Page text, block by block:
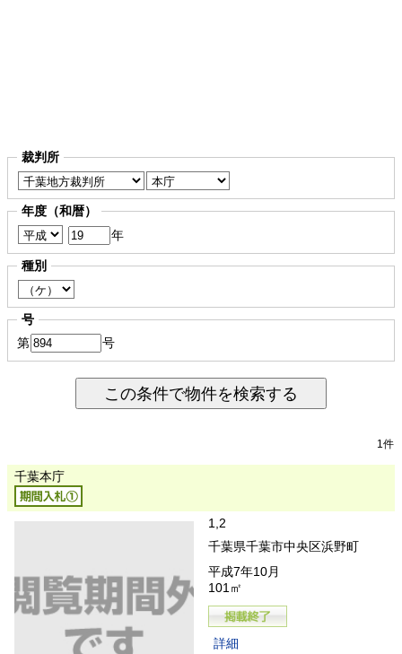
裁判所
年度（和暦）
年
種別
号
第
号
この条件で物件を検索する
1件
千葉本庁
1,2
千葉県千葉市中央区浜野町
平成7年10月
101㎡
詳細